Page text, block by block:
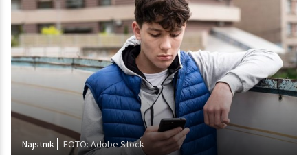
Najstnik FOTO: Adobe Stock